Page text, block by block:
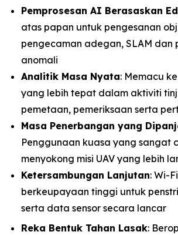
Pemprosesan AI Berasaskan
atas papan untuk pengesanan
pengecaman adegan, SLAM dan
anomali
Analitik Masa Nyata: Memacu
yang lebih tepat dalam aktiviti
pemetaan, pemeriksaan serta
Masa Penerbangan yang
Penggunaan kuasa yang sangat
menyokong misi UAV yang lebih
Ketersambungan Lanjutan: Wi-
berkeupayaan tinggi untuk
serta data sensor secara lancar
Reka Bentuk Tahan Lasak: